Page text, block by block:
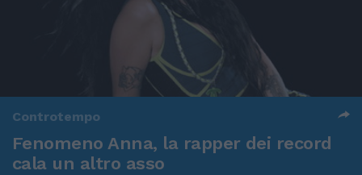
Controtempo
Fenomeno Anna, la rapper dei record
cala un altro asso